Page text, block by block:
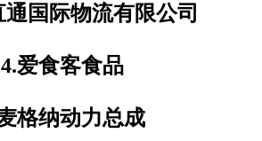
通国际物流有限公司
4.爱食客食品
格纳动力总成